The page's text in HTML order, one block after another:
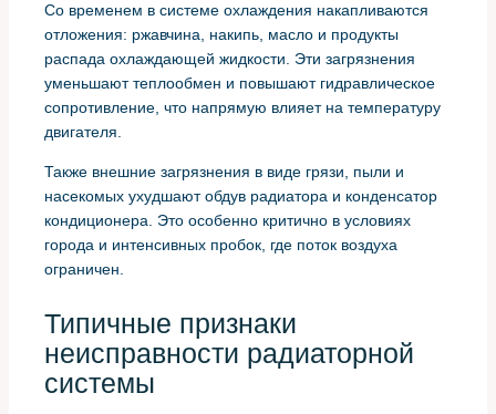
Со временем в системе охлаждения накапливаются
отложения: ржавчина, накипь, масло и продукты
распада охлаждающей жидкости. Эти загрязнения
уменьшают теплообмен и повышают гидравлическое
сопротивление, что напрямую влияет на температуру
двигателя.
Также внешние загрязнения в виде грязи, пыли и
насекомых ухудшают обдув радиатора и конденсатор
кондиционера. Это особенно критично в условиях
города и интенсивных пробок, где поток воздуха
ограничен.
Типичные признаки
неисправности радиаторной
системы